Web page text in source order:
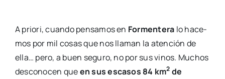
A prio­ri, cuan­do pen­sa­mos en For­men­te­ra lo hace­
mos por mil cosas que nos lla­man la aten­ción de
ella… pero, a buen segu­ro, no por sus vinos. Muchos
des­co­no­cen queen sus esca­sos 84 km2 de